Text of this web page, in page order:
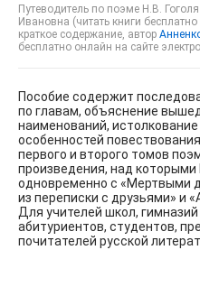
Путеводитель по поэме Н.В.
Ивановна (читать книги
краткое содержание, автор
бесплатно онлайн на сайте
Пособие содержит
по главам, объяснение
наименований,
особенностей
первого и второго томов
произведения, над которыми
одновременно с «Мертвыми
из переписки с друзьями» и
Для учителей школ,
абитуриентов, студентов,
почитателей русской